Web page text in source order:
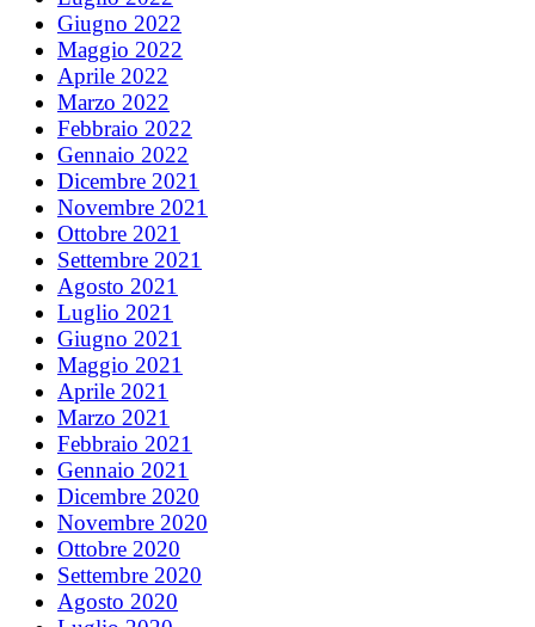
Giugno 2022
Maggio 2022
Aprile 2022
Marzo 2022
Febbraio 2022
Gennaio 2022
Dicembre 2021
Novembre 2021
Ottobre 2021
Settembre 2021
Agosto 2021
Luglio 2021
Giugno 2021
Maggio 2021
Aprile 2021
Marzo 2021
Febbraio 2021
Gennaio 2021
Dicembre 2020
Novembre 2020
Ottobre 2020
Settembre 2020
Agosto 2020